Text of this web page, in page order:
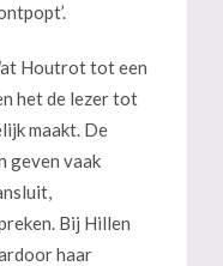
Houtrot tot een
het de lezer tot
maakt. De
geven vaak
Bij Hillen
haar